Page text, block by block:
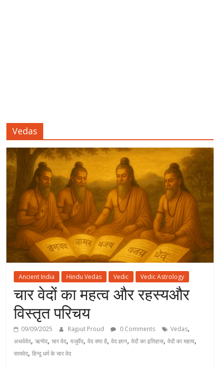
Vedas
Ancient India Hindu Vedas Vedic Vedic Astrology
चार वेदों का महत्व और रहस्यऔर
विस्तृत परिचय
09/09/2025 Rajput Proud 0 Comments Vedas,
अथर्ववेद,ऋग्वेद,चार वेद,यजुर्वेद,वेद क्या है,वेद ज्ञान,वेदों का इतिहास,वेदों का महत्व,
सामवेद,हिन्दू धर्म के चार वेद